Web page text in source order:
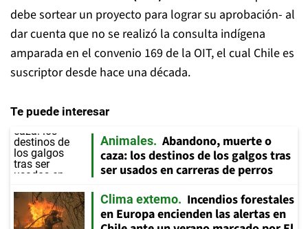
debe sortear un proyecto para lograr su aprobación- al
dar cuenta que no se realizó la consulta indígena
amparada en el convenio 169 de la OIT, el cual Chile es
suscriptor desde hace una década.
Te puede interesar
Animales
Abandono, muerte o
caza: los destinos de los galgos tras
ser usados en carreras de perros
Clima extemo
Incendios forestales
en Europa encienden las alertas en